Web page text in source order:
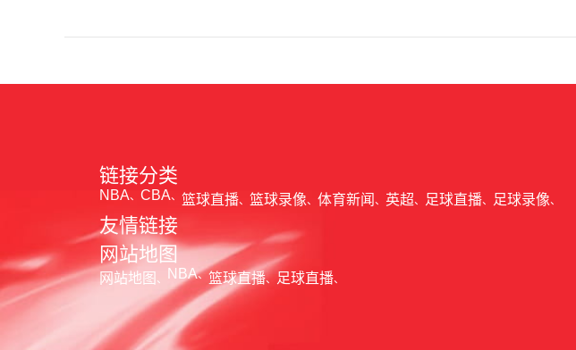
链接分类
NBA CBA 篮球直播 篮球录像 体育新闻 英超 足球直播 足球录像
友情链接
网站地图
网站地图 NBA 篮球直播 足球直播